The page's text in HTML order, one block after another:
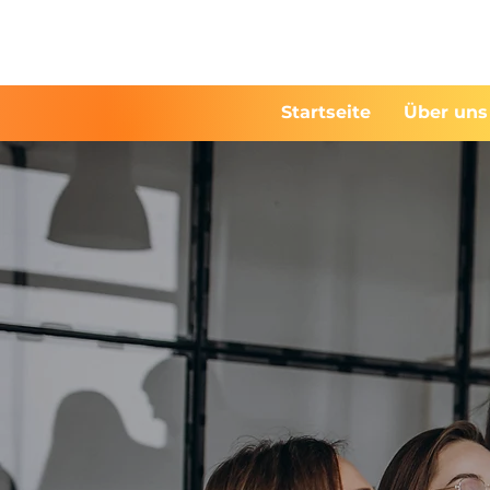
Startseite Über uns